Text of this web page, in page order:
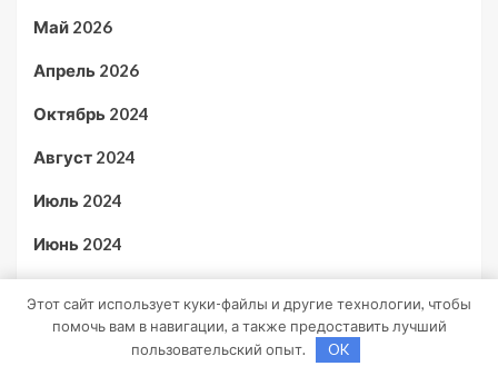
Май 2026
Апрель 2026
Октябрь 2024
Август 2024
Июль 2024
Июнь 2024
Апрель 2024
Этот сайт использует куки-файлы и другие технологии, чтобы
помочь вам в навигации, а также предоставить лучший
пользовательский опыт.
OK